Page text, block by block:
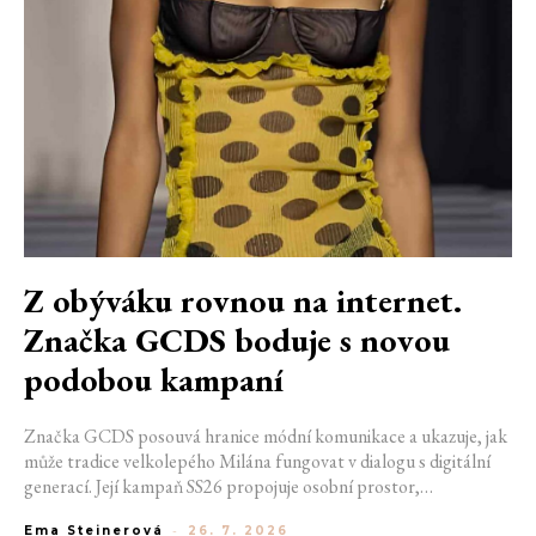
Z obýváku rovnou na internet.
Značka GCDS boduje s novou
podobou kampaní
Značka GCDS posouvá hranice módní komunikace a ukazuje, jak
může tradice velkolepého Milána fungovat v dialogu s digitální
generací. Její kampaň SS26 propojuje osobní prostor,
Ema Steinerová - 26. 7. 2026